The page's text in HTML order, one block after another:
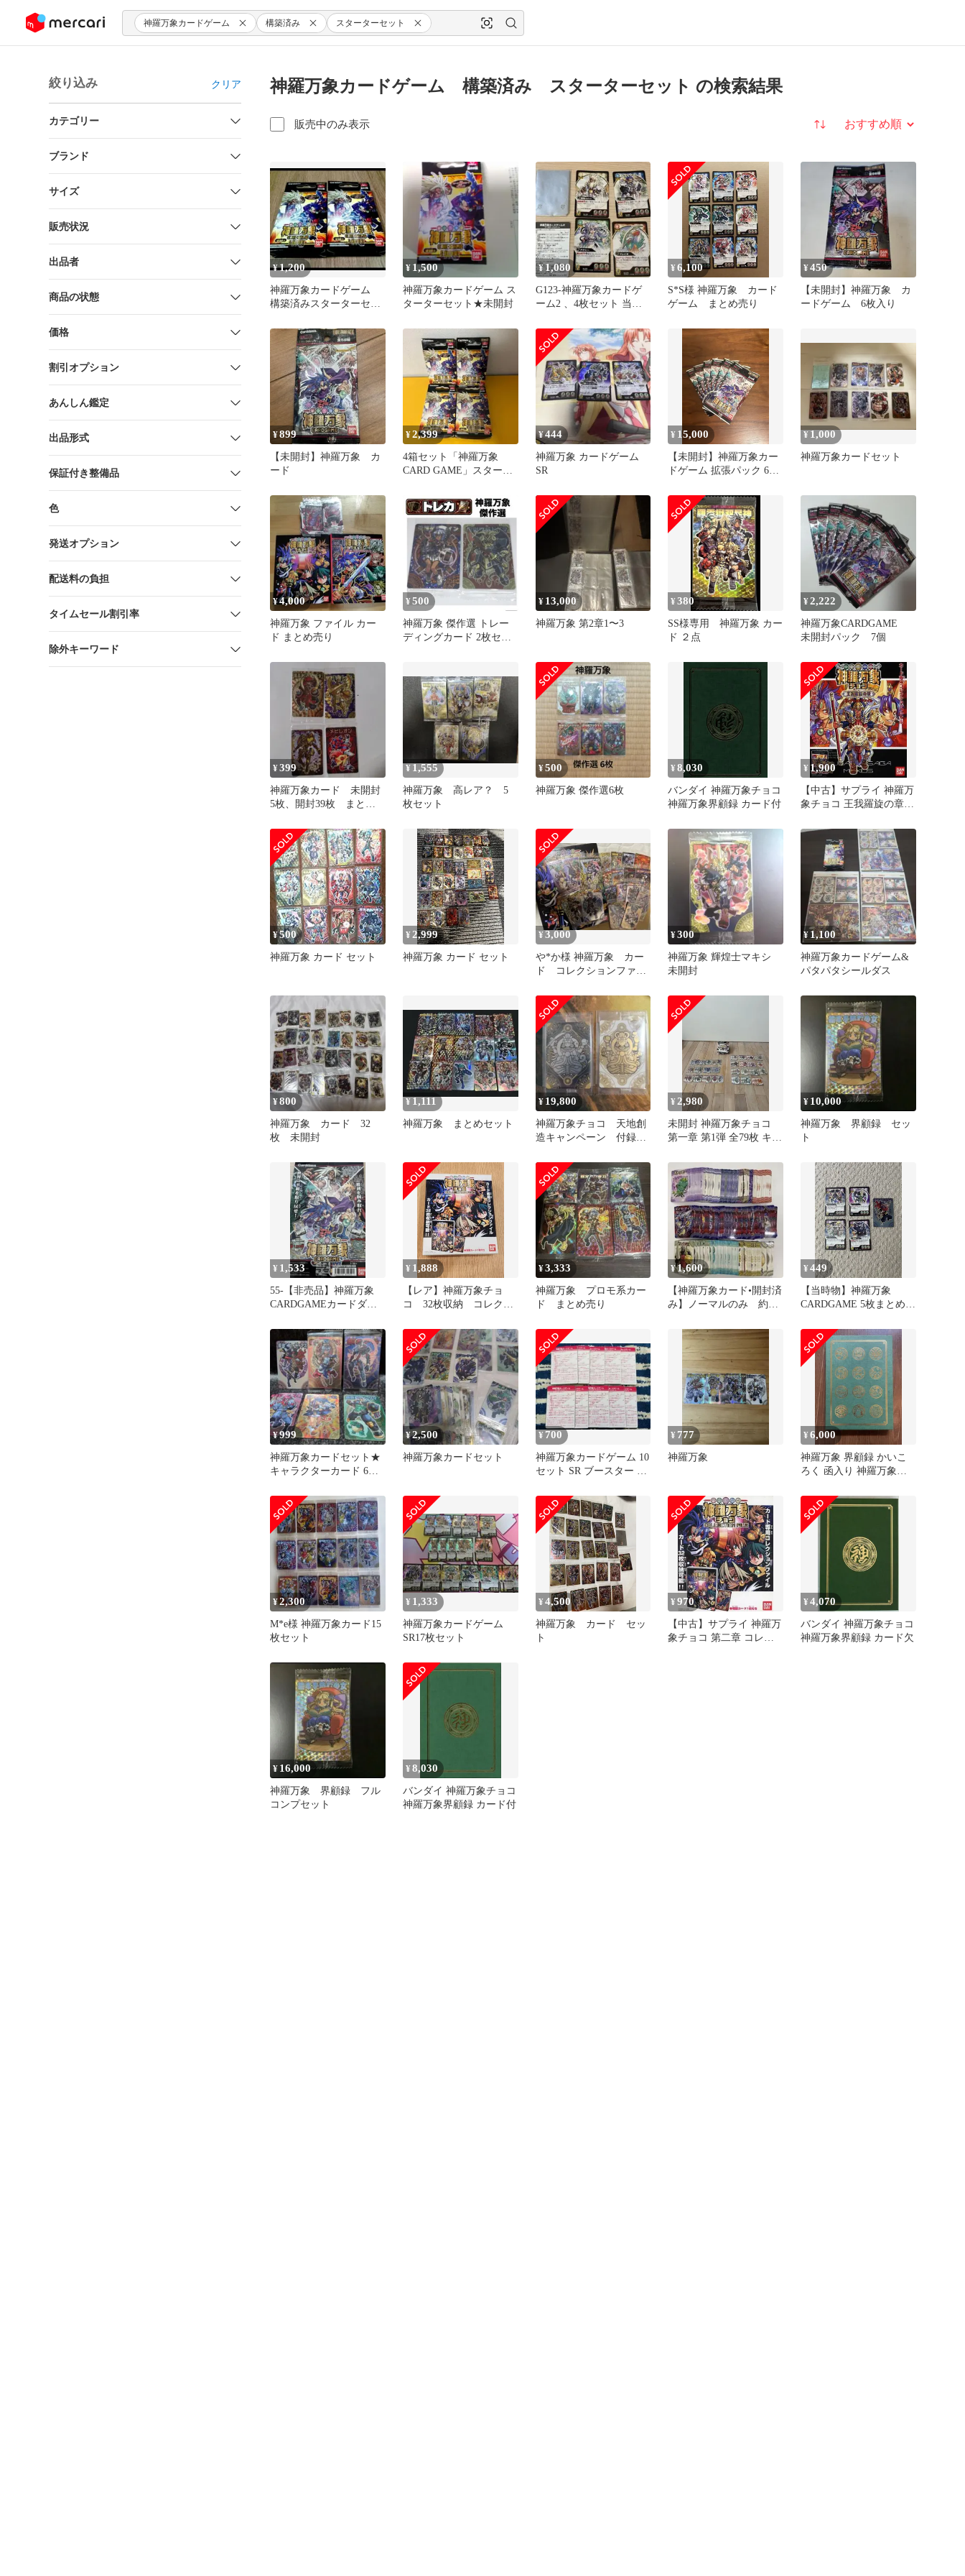
ツにスキップ 神羅万象カードゲーム 構築済み スターターセット
絞り込み クリア
カテゴリー
ブランド
サイズ
販売状況
出品者
商品の状態
価格
割引オプション
あんしん鑑定
出品形式
保証付き整備品
色
発送オプション
配送料の負担
タイムセール割引率
除外キーワード
神羅万象カードゲーム 構築済み スターターセット の検索結果
販売中のみ表示 並び替え
¥1,200
神羅万象カードゲーム
構築済みスターターセッ
イ デッキ
¥ 1,500
神羅万象カードゲーム ス
ターターセット★未開封
¥1,080
G123-神羅万象カードゲ
ーム2 、4枚セット 当時
¥6,100
S*S様 神羅万象 カード
ゲーム まとめ売り
¥450
【未開封】神羅万象 カ
ードゲーム 6枚入り
¥899
【未開封】神羅万象 カ
ード
¥2,399
4箱セット「神羅万象
CARD GAME」スタータ
キ
¥444
神羅万象 カードゲーム
SR
¥ 15,000
【未開封】神羅万象カー
ドゲーム 拡張パック 6パ
¥ 1,000
神羅万象カードセット
¥4,000
神羅万象 ファイル カー
ド まとめ売り
¥500
神羅万象 傑作選 トレー
ディングカード 2枚セッ
¥ 13,000
神羅万象 第2章1〜3
¥380
SS様専用 神羅万象 カー
ド ２点
¥2,222
神羅万象CARDGAME
未開封パック 7個
¥399
神羅万象カード 未開封
5枚、開封39枚 まとめ
¥ 1,555
神羅万象 高レア？ 5
枚セット
¥500
神羅万象 傑作選6枚
¥8,030
バンダイ 神羅万象チョコ
神羅万象界顧録 カード付
¥ 1,900
【中古】サプライ 神羅万
象チョコ 王我羅旋の章
¥500
神羅万象 カード セット
¥ 2,999
神羅万象 カード セット
¥3,000
や*か様 神羅万象 カー
ド コレクションファイ
¥300
神羅万象 輝煌士マキシ
未開封
¥ 1,100
神羅万象カードゲーム&
パタパタシールダス
¥800
神羅万象 カード 32
枚 未開封
¥ 1,111
神羅万象 まとめセット
¥ 19,800
神羅万象チョコ 天地創
造キャンペーン 付録カ
¥ 2,980
未開封 神羅万象チョコ
第一章 第1弾 全79枚 キラ
¥ 10,000
神羅万象 界顧録 セッ
ト
¥ 1,533
55-【非売品】神羅万象
CARDGAMEカードダス
¥ 1,888
【レア】神羅万象チョ
コ 32枚収納 コレクシ
ード付 美品
¥3,333
神羅万象 プロモ系カー
ド まとめ売り
¥1,600
【神羅万象カード•開封済
み】ノーマルのみ 約
め売り
¥449
【当時物】神羅万象
CARDGAME 5枚まとめ売
¥999
神羅万象カードセット★
キャラクターカード 6枚
¥2,500
神羅万象カードセット
¥ 700
神羅万象カードゲーム 10
セット SR ブースター カ
¥ 777
神羅万象
¥6,000
神羅万象 界顧録 かいこ
ろく 函入り 神羅万象チ
開封 2019年初版
¥2,300
M*e様 神羅万象カード15
枚セット
¥ 1,333
神羅万象カードゲーム
SR17枚セット
¥4,500
神羅万象 カード セッ
ト
¥970
【中古】サプライ 神羅万
象チョコ 第二章 コレク
¥4,070
バンダイ 神羅万象チョコ
神羅万象界顧録 カード欠
¥ 16,000
神羅万象 界顧録 フル
コンプセット
¥8,030
バンダイ 神羅万象チョコ
神羅万象界顧録 カード付